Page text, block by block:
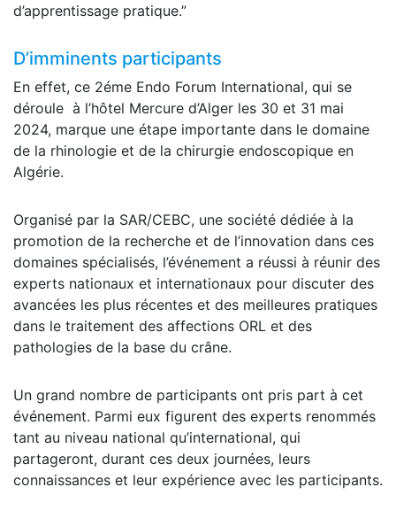
d’apprentissage pratique.”
D’imminents participants
En effet, ce 2éme Endo Forum International, qui se
déroule à l’hôtel Mercure d’Alger les 30 et 31 mai
2024, marque une étape importante dans le domaine
de la rhinologie et de la chirurgie endoscopique en
Algérie.
Organisé par la SAR/CEBC, une société dédiée à la
promotion de la recherche et de l’innovation dans ces
domaines spécialisés, l’événement a réussi à réunir des
experts nationaux et internationaux pour discuter des
avancées les plus récentes et des meilleures pratiques
dans le traitement des affections ORL et des
pathologies de la base du crâne.
Un grand nombre de participants ont pris part à cet
événement. Parmi eux figurent des experts renommés
tant au niveau national qu’international, qui
partageront, durant ces deux journées, leurs
connaissances et leur expérience avec les participants.